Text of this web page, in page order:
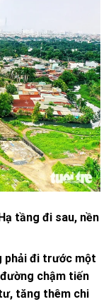
tầng đi sau, nền
phải đi trước một
chậm tiến
tăng thêm chi